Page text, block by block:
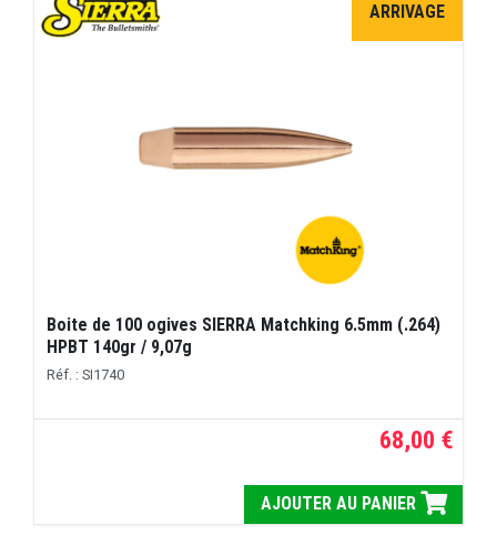
ARRIVAGE
Boite de 100 ogives SIERRA Matchking 6.5mm (.264)
HPBT 140gr / 9,07g
Réf. : SI1740
68,00 €
AJOUTER AU PANIER